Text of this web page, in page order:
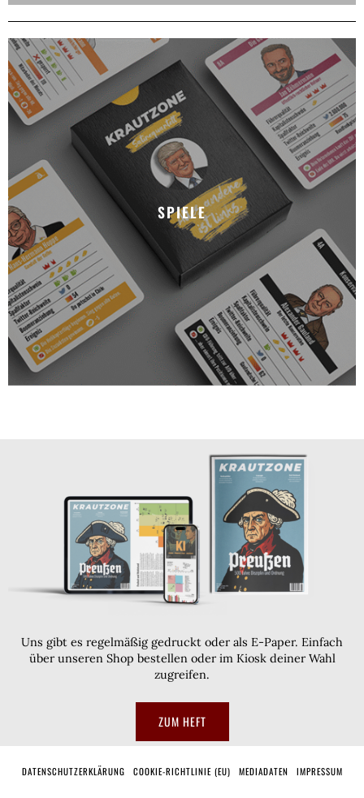
SPIELE
Uns gibt es regelmäßig gedruckt oder als E-Paper. Einfach
über unseren Shop bestellen oder im Kiosk deiner Wahl
zugreifen.
ZUM HEFT
DATENSCHUTZERKLÄRUNG COOKIE-RICHTLINIE (EU) MEDIADATEN IMPRESSUM